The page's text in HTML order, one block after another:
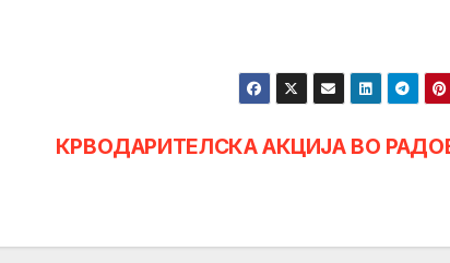
КРВОДАРИТЕЛСКА АКЦИЈА ВО